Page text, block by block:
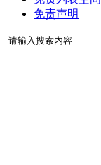
免责声明